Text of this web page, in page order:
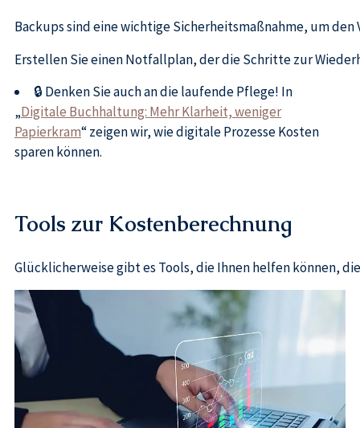
Backups sind eine wichtige Sicherheitsmaßnahme, um
Erstellen Sie einen Notfallplan, der die Schritte zur
🔒 Denken Sie auch an die laufende Pflege! In
„Digitale Buchhaltung: Mehr Klarheit, weniger
Papierkram“ zeigen wir, wie digitale Prozesse Kosten
sparen können.
Tools zur Kostenberechnung
Glücklicherweise gibt es Tools, die Ihnen helfen können,